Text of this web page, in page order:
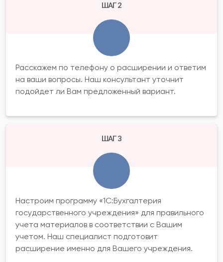
ШАГ 2
Расскажем по телефону о расширении и ответим
на ваши вопросы. Наш консультант уточнит
подойдет ли Вам предложенный вариант.
ШАГ 3
Настроим программу «1С:Бухгалтерия
государственного учреждения» для правильного
учета материалов в соответствии с Вашим
учетом. Наш специалист подготовит
расширение именно для Вашего учреждения.